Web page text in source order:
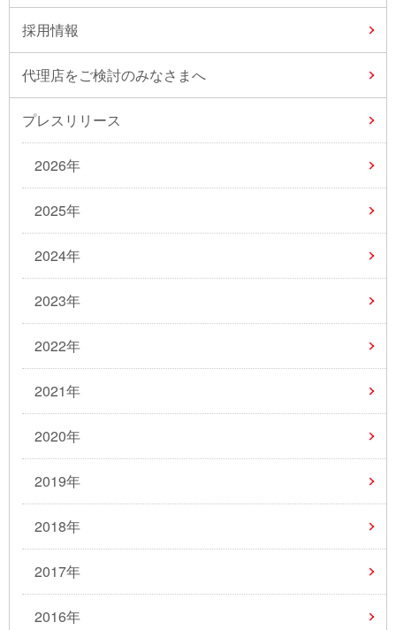
採用情報
代理店をご検討のみなさまへ
プレスリリース
2026年
2025年
2024年
2023年
2022年
2021年
2020年
2019年
2018年
2017年
2016年